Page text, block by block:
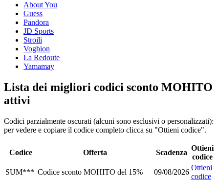
About You
Guess
Pandora
JD Sports
Stroili
Voghion
La Redoute
Yamamay
Lista dei migliori codici sconto MOHITO
attivi
Codici parzialmente oscurati (alcuni sono esclusivi o personalizzati):
per vedere e copiare il codice completo clicca su "Ottieni codice".
Codice Offerta Scadenza
Ottieni
codice
SUM*** Codice sconto MOHITO del 15% 09/08/2026
Ottieni
codice